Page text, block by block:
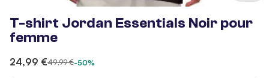
T-shirt Jordan Essentials Noir pour
femme
24,99 €49,99 €-50%